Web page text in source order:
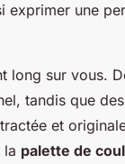
une
long sur vous.
tandis que
et
la palette de